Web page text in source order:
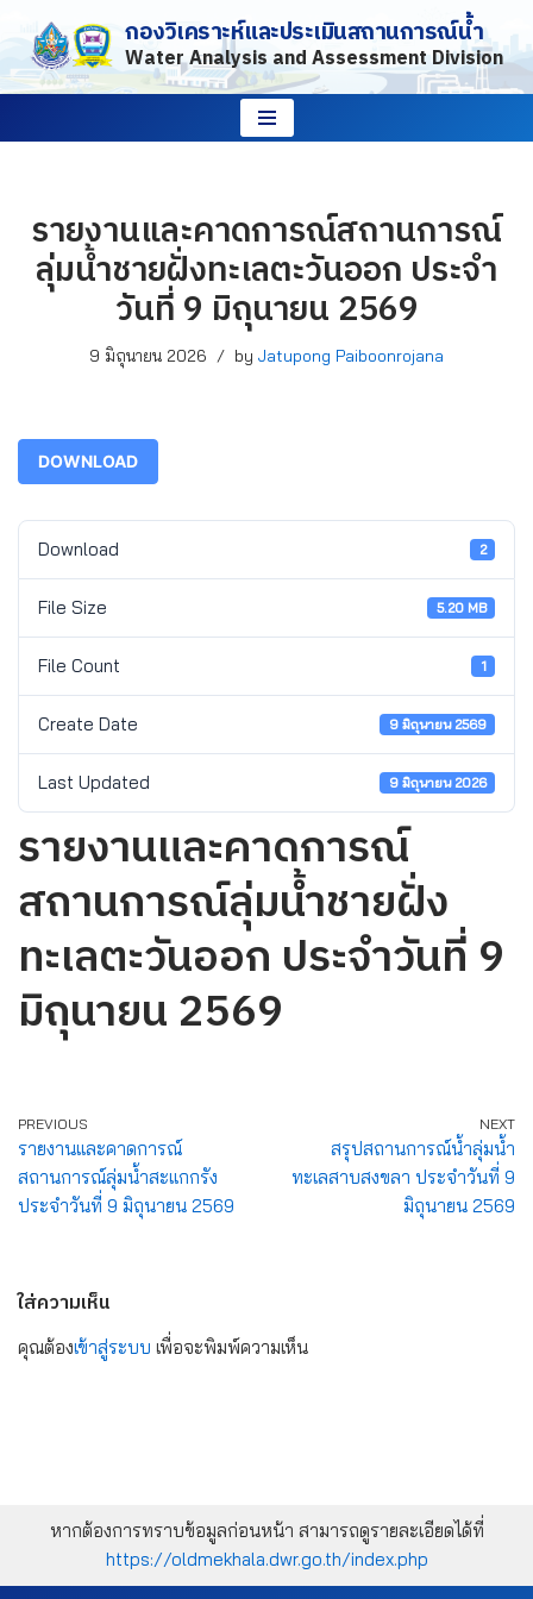
Skip
to
กองวิเคราะห์และประเมินสถานการณ์น้ำ
Water Analysis and Assessment Division
รายงานและคาดการณ์สถานการณ์
ลุ่มน้ำชายฝั่งทะเลตะวันออก ประจำ
วันที่ 9 มิถุนายน 2569
9 มิถุนายน 2026 by Jatupong Paiboonrojana
DOWNLOAD
Download 2
File Size 5.20 MB
File Count 1
Create Date 9 มิถุนายน 2569
Last Updated 9 มิถุนายน 2026
รายงานและคาดการณ์
สถานการณ์ลุ่มน้ำชายฝั่ง
ทะเลตะวันออก ประจำวันที่ 9
มิถุนายน 2569
PREVIOUS
รายงานและคาดการณ์
สถานการณ์ลุ่มน้ำสะแกกรัง
ประจำวันที่ 9 มิถุนายน 2569
NEXT
สรุปสถานการณ์น้ำลุ่มน้ำ
ทะเลสาบสงขลา ประจำวันที่ 9
มิถุนายน 2569
ใส่ความเห็น
คุณต้องเข้าสู่ระบบ เพื่อจะพิมพ์ความเห็น
หากต้องการทราบข้อมูลก่อนหน้า สามารถดูรายละเอียดได้ที่
https://oldmekhala.dwr.go.th/index.php